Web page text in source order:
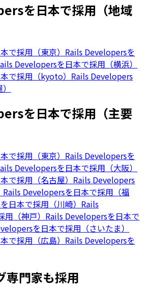
を日本で採用（地域
で採用（東京） Rails Developersを
Developersを日本で採用（横浜）
で採用（kyoto） Rails Developers
を日本で採用（主要
で採用（東京） Rails Developersを
Developersを日本で採用（大阪）
で採用（名古屋） Rails Developers
Rails Developersを日本で採用（福
日本で採用（川崎） Rails
（神戸） Rails Developersを日本で
を日本で採用（さいたま）
で採用（広島） Rails Developersを
専門家も採用